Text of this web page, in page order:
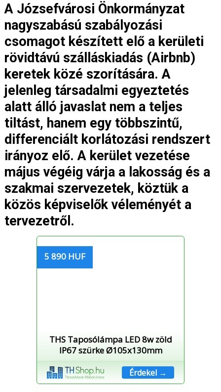
A Józsefvárosi Önkormányzat
nagyszabású szabályozási
csomagot készített elő a kerületi
rövidtávú szálláskiadás (Airbnb)
keretek közé szorítására. A
jelenleg társadalmi egyeztetés
alatt álló javaslat nem a teljes
tiltást, hanem egy többszintű,
differenciált korlátozási rendszert
irányoz elő. A kerület vezetése
május végéig várja a lakosság és a
szakmai szervezetek, köztük a
közös képviselők véleményét a
tervezetről.
5 890 HUF
THS Taposólámpa LED 8w zöld
IP67 szürke Ø105x130mm
Érdekel →